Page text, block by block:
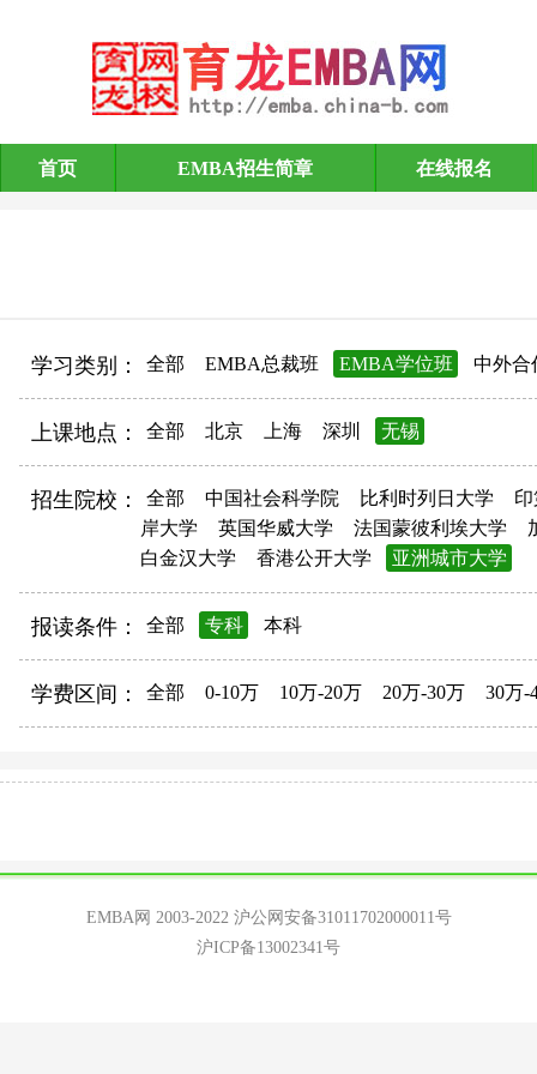
EMBA招生简章
首页 EMBA招生简章 在线报名
学习类别： 全部 EMBA总裁班 EMBA学位班 中外合
上课地点： 全部 北京 上海 深圳 无锡
招生院校： 全部 中国社会科学院 比利时列日大学
岸大学
英国华威大学 法国蒙彼利埃大学
白金汉大学
香港公开大学 亚洲城市大学
报读条件： 全部 专科 本科
学费区间： 全部 0-10万 10万-20万 20万-30万 30万-
EMBA网 2003-2022 沪公网安备31011702000011号
沪ICP备13002341号